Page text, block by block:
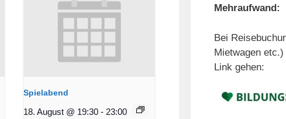
Spielabend
18. August @ 19:30 - 23:00
Mehraufwand:
Bei
Mietwagen
Link gehen: